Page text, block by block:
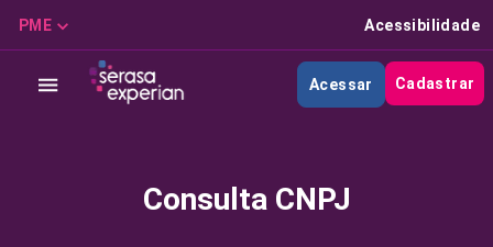
PME Acessibilidade
Acessar Cadastrar
Consulta CNPJ